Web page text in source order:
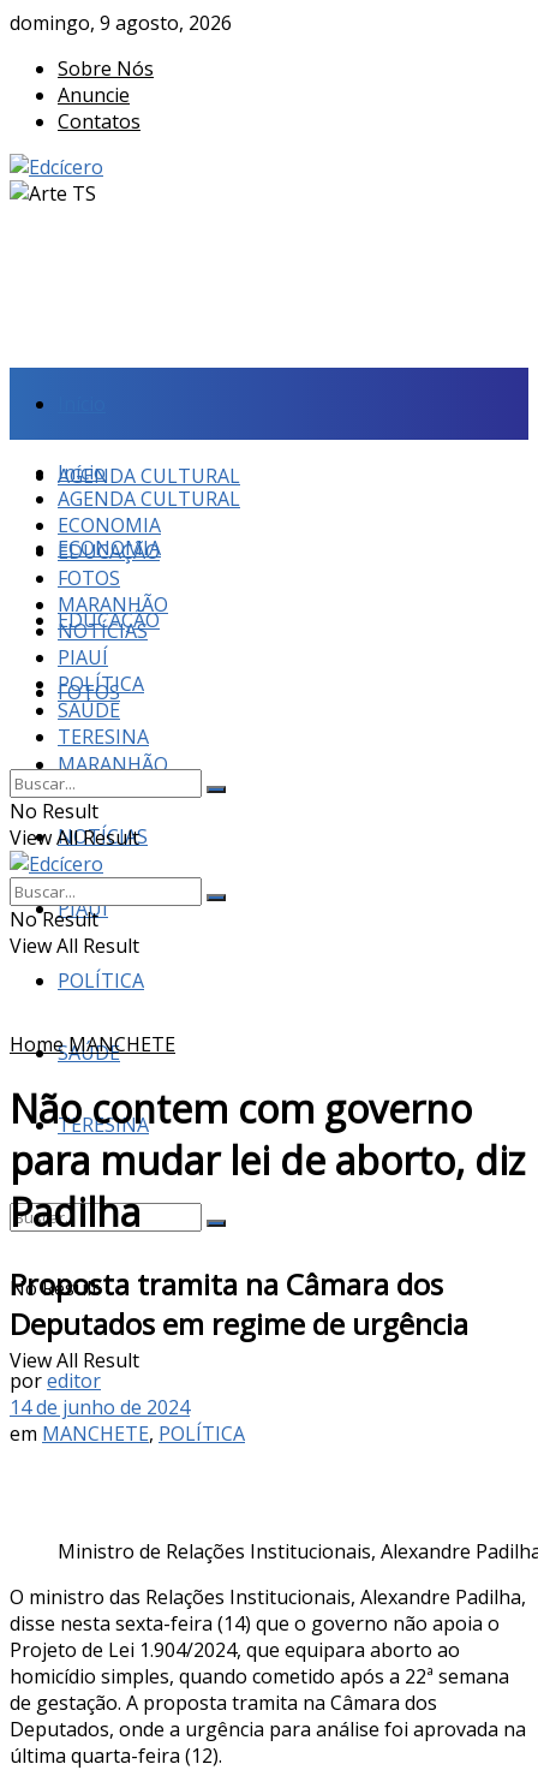
domingo, 9 agosto, 2026
Sobre Nós
Anuncie
Contatos
AGENDA CULTURAL
ECONOMIA
EDUCAÇÃO
FOTOS
MARANHÃO
NOTÍCIAS
PIAUÍ
POLÍTICA
SAÚDE
TERESINA
No Result
View All Result
Início
AGENDA CULTURAL
ECONOMIA
EDUCAÇÃO
FOTOS
MARANHÃO
NOTÍCIAS
PIAUÍ
POLÍTICA
SAÚDE
TERESINA
No Result
View All Result
No Result
View All Result
Home MANCHETE
Não contem com governo
para mudar lei de aborto, diz
Padilha
Proposta tramita na Câmara dos
Deputados em regime de urgência
poreditor
14 de junho de 2024
em MANCHETE, POLÍTICA
Ministro de Relações Institucionais, Alexandre
O ministro das Relações Institucionais, Alexandre Padilha,
disse nesta sexta-feira (14) que o governo não apoia o
Projeto de Lei 1.904/2024, que equipara aborto ao
homicídio simples, quando cometido após a 22ª semana
de gestação. A proposta tramita na Câmara dos
Deputados, onde a urgência para análise foi aprovada na
última quarta-feira (12).